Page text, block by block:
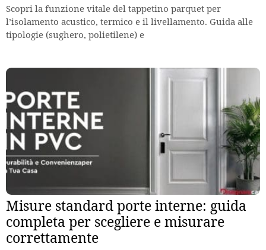
Scopri la funzione vitale del tappetino parquet per
l’isolamento acustico, termico e il livellamento. Guida alle
tipologie (sughero, polietilene) e
Misure standard porte interne: guida
completa per scegliere e misurare
correttamente